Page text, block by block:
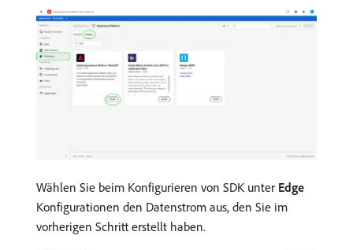
Wählen Sie beim Konfigurieren von SDK unter Edge
Konfigurationen den Datenstrom aus, den Sie im
vorherigen Schritt erstellt haben.